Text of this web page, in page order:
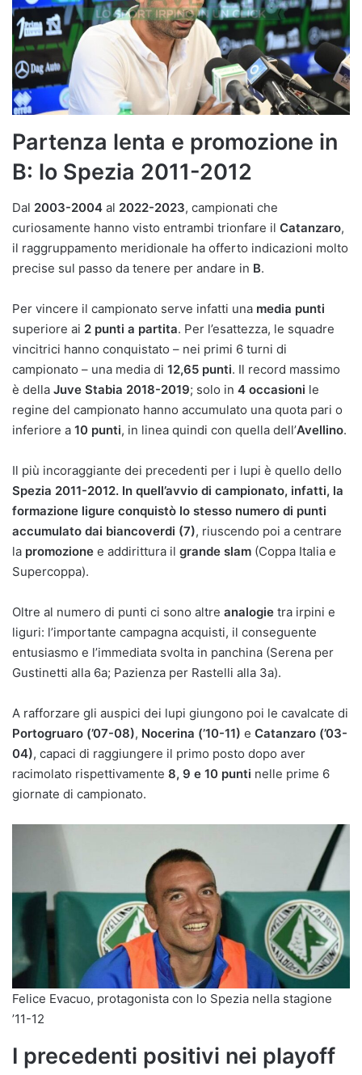
Partenza lenta e promozione in
B: lo Spezia 2011-2012
Dal 2003-2004 al 2022-2023, campionati che
curiosamente hanno visto entrambi trionfare il Catanzaro,
il raggruppamento meridionale ha offerto indicazioni molto
precise sul passo da tenere per andare in B.
Per vincere il campionato serve infatti una media punti
superiore ai 2 punti a partita. Per l’esattezza, le squadre
vincitrici hanno conquistato – nei primi 6 turni di
campionato – una media di 12,65 punti. Il record massimo
è della Juve Stabia 2018-2019; solo in 4 occasioni le
regine del campionato hanno accumulato una quota pari o
inferiore a 10 punti, in linea quindi con quella dell’Avellino.
Il più incoraggiante dei precedenti per i lupi è quello dello
Spezia 2011-2012. In quell’avvio di campionato, infatti, la
formazione ligure conquistò lo stesso numero di punti
accumulato dai biancoverdi (7), riuscendo poi a centrare
la promozione e addirittura il grande slam (Coppa Italia e
Supercoppa).
Oltre al numero di punti ci sono altre analogie tra irpini e
liguri: l’importante campagna acquisti, il conseguente
entusiasmo e l’immediata svolta in panchina (Serena per
Gustinetti alla 6a; Pazienza per Rastelli alla 3a).
A rafforzare gli auspici dei lupi giungono poi le cavalcate di
Portogruaro (’07-08), Nocerina (’10-11) e Catanzaro (’03-
04), capaci di raggiungere il primo posto dopo aver
racimolato rispettivamente 8, 9 e 10 punti nelle prime 6
giornate di campionato.
Felice Evacuo, protagonista con lo Spezia nella stagione
’11-12
I precedenti positivi nei playoff